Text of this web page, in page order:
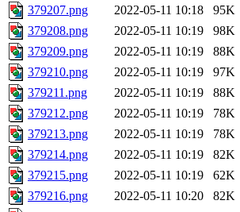
379207.png
2022-05-11 10:18
95K
379208.png
2022-05-11 10:19
98K
379209.png
2022-05-11 10:19
88K
379210.png
2022-05-11 10:19
97K
379211.png
2022-05-11 10:19
88K
379212.png
2022-05-11 10:19
78K
379213.png
2022-05-11 10:19
78K
379214.png
2022-05-11 10:19
82K
379215.png
2022-05-11 10:19
62K
379216.png
2022-05-11 10:20
82K